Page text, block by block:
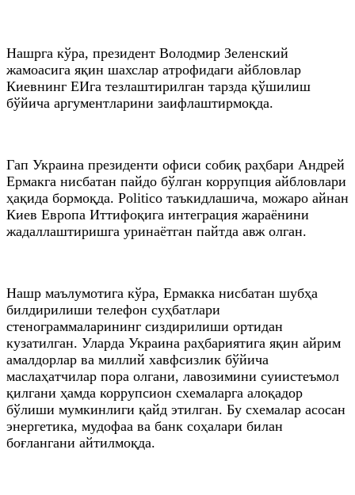
Нашрга кўра, президент Володмир Зеленский
жамоасига яқин шахслар атрофидаги айбловлар
Киевнинг ЕИга тезлаштирилган тарзда қўшилиш
бўйича аргументларини заифлаштирмоқда.
Гап Украина президенти офиси собиқ раҳбари Андрей
Ермакга нисбатан пайдо бўлган коррупция айбловлари
ҳақида бормоқда. Politico таъкидлашича, можаро айнан
Киев Европа Иттифоқига интеграция жараёнини
жадаллаштиришга уринаётган пайтда авж олган.
Нашр маълумотига кўра, Ермакка нисбатан шубҳа
билдирилиши телефон суҳбатлари
стенограммаларининг сиздирилиши ортидан
кузатилган. Уларда Украина раҳбариятига яқин айрим
амалдорлар ва миллий хавфсизлик бўйича
маслаҳатчилар пора олгани, лавозимини суиистеъмол
қилгани ҳамда коррупсион схемаларга алоқадор
бўлиши мумкинлиги қайд этилган. Бу схемалар асосан
энергетика, мудофаа ва банк соҳалари билан
боғлангани айтилмоқда.